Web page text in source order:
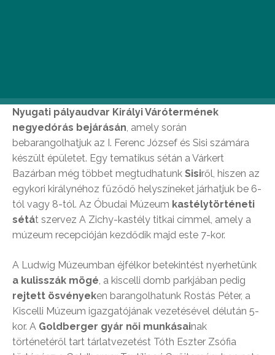
órától hajnal 1-ig minden órában részt vehetünk a
Nyugati pályaudvar Királyi Várótermének
negyedórás bejárásán, amely során
bebarangolhatjuk az I. Ferenc József és Sisi számára
készült épületet. Egy tematikus sétán a Várkert
Bazárban még többet megtudhatunk Sisiről, hiszen az
egykori királynéhoz fűződő helyszíneket járhatjuk be 6-
tól vagy 8-tól. Az Óbudai Múzeum kastélytörténeti
sétát szervez A Zichy-kastély titkai címmel, amely a
múzeum recepcióján kezdődik majd este 7-kor.
A Ludwig Múzeumban éjfélkor betekintést nyerhetünk
a kulisszák mögé, a kiscelli domb parkjában pedig
rejtett ösvényeken barangolhatunk Rostás Péter, a
Kiscelli Múzeum igazgatójának vezetésével délután 5-
kor. A Goldberger gyár női munkásainak
történetéről tart tárlatvezetést Tóth Eszter Zsófia